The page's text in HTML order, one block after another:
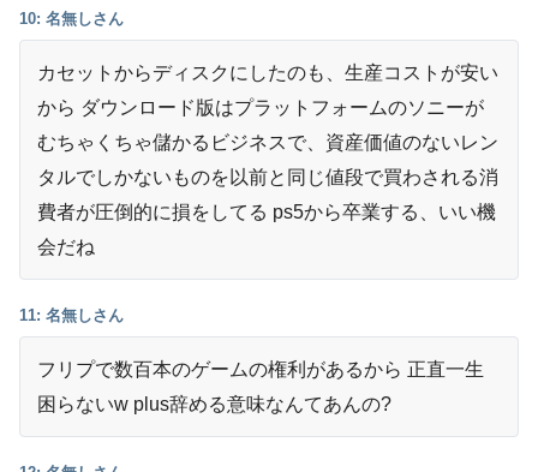
10: 名無しさん
カセットからディスクにしたのも、生産コストが安い
から ダウンロード版はプラットフォームのソニーが
むちゃくちゃ儲かるビジネスで、資産価値のないレン
タルでしかないものを以前と同じ値段で買わされる消
費者が圧倒的に損をしてる ps5から卒業する、いい機
会だね
11: 名無しさん
フリプで数百本のゲームの権利があるから 正直一生
困らないw plus辞める意味なんてあんの?